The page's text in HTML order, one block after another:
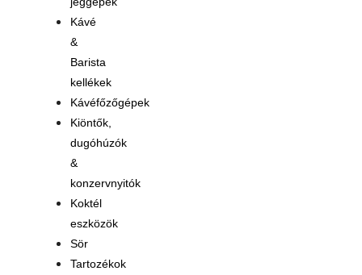
Kávé
&
Barista
kellékek
Kávéfőzőgépek
Kiöntők,
dugóhúzók
&
konzervnyitók
Koktél
eszközök
Sör
Tartozékok